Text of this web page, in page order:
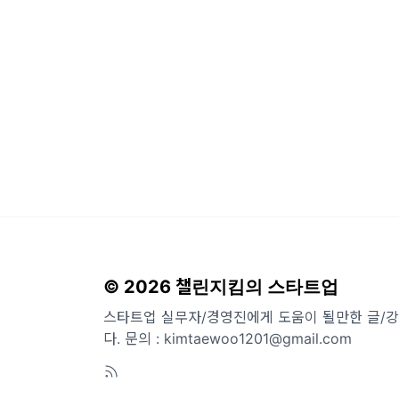
© 2026 챌린지킴의 스타트업
스타트업 실무자/경영진에게 도움이 될만한 글/
다. 문의 : kimtaewoo1201@gmail.com